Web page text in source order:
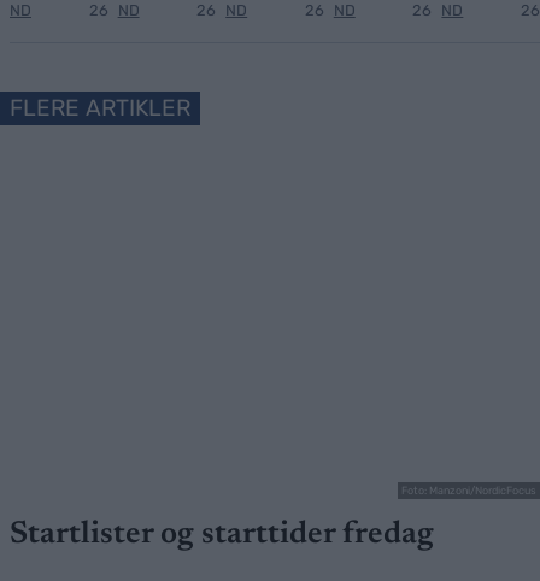
ND
26
ND
26
ND
26
ND
26
ND
26
FLERE ARTIKLER
Foto: Manzoni/NordicFocus
Startlister og starttider fredag